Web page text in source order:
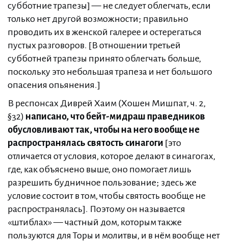
субботние трапезы] — не следует облегчать, если
только нет другой возможности; правильно
проводить их в женской галерее и остерегаться
пустых разговоров. [В отношении третьей
субботней трапезы принято облегчать больше,
поскольку это небольшая трапеза и нет большого
опасения опьянения.]
В респонсах Диврей Хаим (Хошен Мишпат, ч. 2,
§32) написано, что бейт-мидраш праведников
обусловливают так, чтобы на него вообще не
распространялась святость синагоги [это
отличается от условия, которое делают в синагогах,
где, как объяснено выше, оно помогает лишь
разрешить будничное пользование; здесь же
условие состоит в том, чтобы святость вообще не
распространялась]. Поэтому он называется
«штиблах» — частный дом, которым также
пользуются для Торы и молитвы, и в нём вообще нет